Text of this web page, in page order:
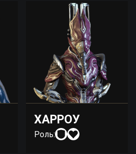
ХАРРОУ
Роль: